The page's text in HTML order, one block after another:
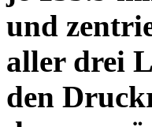
und
aller drei
den